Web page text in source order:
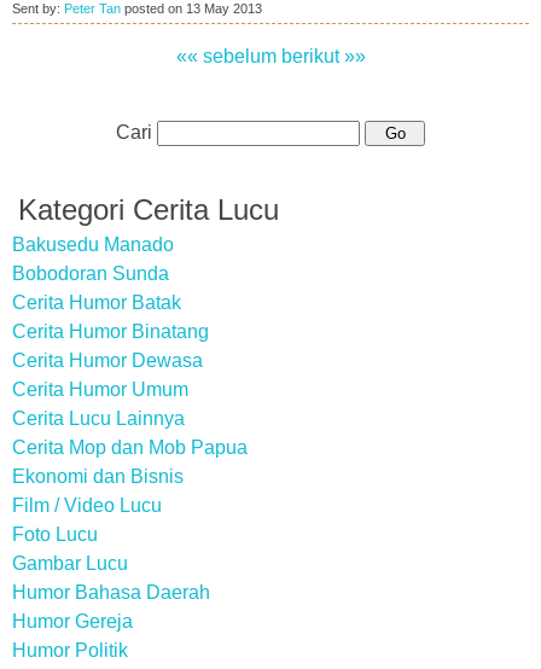
Sent by: Peter Tan posted on 13 May 2013
«« sebelum berikut »»
Cari
Kategori Cerita Lucu
Bakusedu Manado
Bobodoran Sunda
Cerita Humor Batak
Cerita Humor Binatang
Cerita Humor Dewasa
Cerita Humor Umum
Cerita Lucu Lainnya
Cerita Mop dan Mob Papua
Ekonomi dan Bisnis
Film / Video Lucu
Foto Lucu
Gambar Lucu
Humor Bahasa Daerah
Humor Gereja
Humor Politik